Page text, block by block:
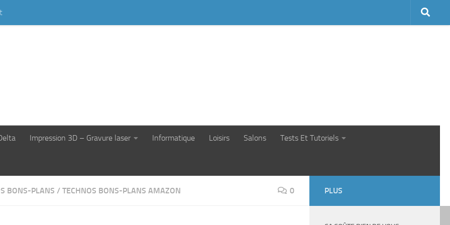
Impression 3D – Gravure laser Informatique Loisirs Salons Tests Et Tutoriels
BONS-PLANS / TECHNOS BONS-PLANS AMAZON 0 PLUS